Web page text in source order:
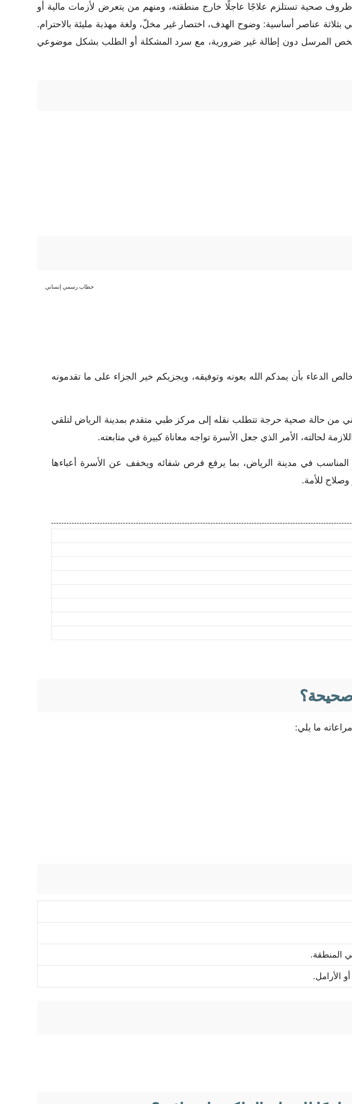
صحية تستلزم علاجًا عاجلًا خارج منطقته، ومنهم من يتعرض لأزمات مالية أو
بثلاثة عناصر أساسية: وضوح الهدف، اختصار غير مخلّ، ولغة مهذبة مليئة بالاحترام.
تخص المرسل دون إطالة غير ضرورية، مع سرد المشكلة أو الطلب بشكل موضوعي
خطاب رسمي إنساني
الدعاء بأن يمدكم الله بعونه وتوفيقه، ويجزيكم خير الجزاء على ما تقدمونه
من حالة صحية حرجة تتطلب نقله إلى مركز طبي متقدم بمدينة الرياض لتلقي
لحالته، الأمر الذي جعل الأسرة تواجه معاناة كبيرة في متابعته.
في مدينة الرياض، بما يرفع فرص شفائه ويخفف عن الأسرة أعباءها
للأمة.
صحيحة؟
ما يلي:
المنطقة.
الأرامل.